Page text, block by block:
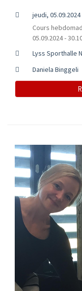
jeudi, 05.09.2024
Cours
05.09.2024 -
Lyss Sporthalle
Daniela Binggeli